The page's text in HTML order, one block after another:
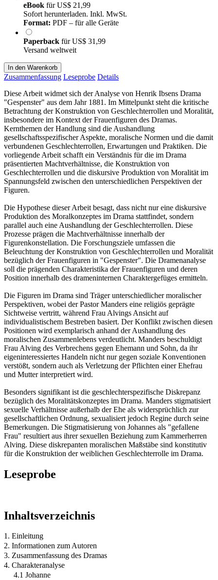
eBook fürUS$ 21,99
Sofort herunterladen. Inkl. MwSt.
Format: PDF – für alle Geräte
Paperback fürUS$ 31,99
Versand weltweit
In den Warenkorb
Zusammenfassung Leseprobe Details
Diese Arbeit widmet sich der Analyse von Henrik Ibsens Drama
"Gespenster" aus dem Jahr 1881. Im Mittelpunkt steht die kritische
Betrachtung der Konstruktion von Geschlechterrollen und Moralität,
insbesondere im Kontext der Frauenfiguren des Dramas.
Kernthemen der Handlung sind die Aushandlung
gesellschaftsspezifischer Aspekte, moralische Normen und die damit
verbundenen Geschlechterrollen, Erwartungen und Praktiken. Die
vorliegende Arbeit schafft ein Verständnis für die im Drama
präsentierten Machtverhältnisse, die Konstruktion von
Geschlechterrollen und die diskursive Produktion von Moralität im
Spannungsfeld zwischen den unterschiedlichen Perspektiven der
Figuren.
Die Hypothese dieser Arbeit besagt, dass nicht nur eine diskursive
Produktion des Moralkonzeptes im Drama stattfindet, sondern
parallel auch eine Aushandlung der Geschlechterrollen. Diese
Prozesse prägen die Machtverhältnisse innerhalb der
Figurenkonstellation. Die Forschungsziele umfassen die
Beleuchtung der Konstruktion von Geschlechterrollen und Moralität
bezüglich der Frauenfiguren in "Gespenster". Die Dramenanalyse
soll die prägenden Charakteristika der Frauenfiguren und deren
Position innerhalb des drameninternen Charaktergefüges ermitteln.
Die Figuren im Drama sind Träger unterschiedlicher moralischer
Perspektiven, wobei der Pastor Manders eine religiös geprägte
Sichtweise vertritt, während Frau Alvings Ansicht auf
individualistischem Bestreben basiert. Der Konflikt zwischen diesen
Positionen wird exemplarisch anhand der Aushandlung des
moralischen Zusammenlebens verdeutlicht. Manders beschuldigt
Frau Alving des Verbrechens gegen Ehemann und Sohn, da ihr
eigeninteressiertes Handeln nicht nur gegen soziale Konventionen
verstößt, sondern auch als Verletzung der Pflichten einer Ehefrau
und Mutter interpretiert wird.
Besonders signifikant ist die geschlechterspezifische Diskrepanz
bezüglich des Moralitätskonzeptes im Drama. Manders stigmatisiert
sexuelle Verhältnisse außerhalb der Ehe als widersprüchlich zur
gesellschaftlichen Ordnung, sexualisiert jedoch Regine durch seine
Bemerkungen. Die Stigmatisierung von Johannes als "gefallene
Frau" resultiert aus ihrer sexuellen Beziehung zum Kammerherren
Alving. Diese diskrepanten moralischen Maßstäbe sind konstitutiv
für die Konstruktion der weiblichen Geschlechterrolle im Drama.
Leseprobe
Inhaltsverzeichnis
1. Einleitung
2. Informationen zum Autoren
3. Zusammenfassung des Dramas
4. Charakteranalyse
4.1 Johanne